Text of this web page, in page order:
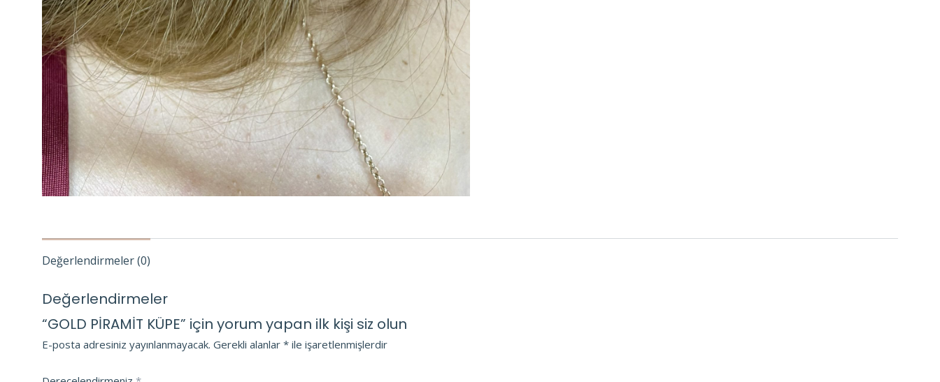
Değerlendirmeler (0)
Değerlendirmeler
“GOLD PİRAMİT KÜPE” için yorum yapan ilk kişi siz olun
E-posta adresiniz yayınlanmayacak. Gerekli alanlar * ile işaretlenmişlerdir